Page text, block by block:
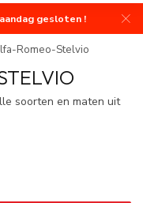
gesloten !
Romeo-Stelvio
soorten en maten uit